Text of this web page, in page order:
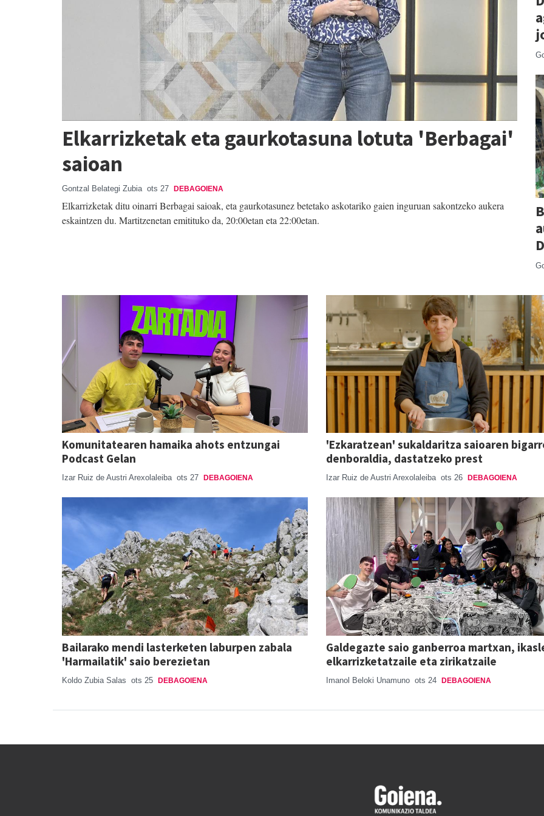
Elkarrizketak eta gaurkotasuna lotuta 'Berbagai'
saioan
Gontzal Belategi Zubia ots 27 DEBAGOIENA
Elkarrizketak ditu oinarri Berbagai saioak, eta gaurkotasunez betetako askotariko gaien inguruan sakontzeko aukera
eskaintzen du. Martitzenetan emitituko da, 20:00etan eta 22:00etan.
Komunitatearen hamaika ahots entzungai
Podcast Gelan
Izar Ruiz de Austri Arexolaleiba ots 27 DEBAGOIENA
'Ezkaratzean' sukaldaritza saioaren
denboraldia, dastatzeko prest
Izar Ruiz de Austri Arexolaleiba ots 26 DEBAGOIENA
Bailarako mendi lasterketen laburpen zabala
'Harmailatik' saio berezietan
Koldo Zubia Salas ots 25 DEBAGOIENA
Galdegazte saio ganberroa martxan,
elkarrizketatzaile eta zirikatzaile
Imanol Beloki Unamuno ots 24 DEBAGOIENA